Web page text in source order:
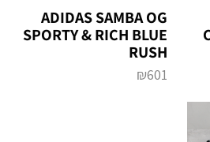
‏ADIDAS SAMBA OG
‏SPORTY & RICH BLUE
RUSH
₪601